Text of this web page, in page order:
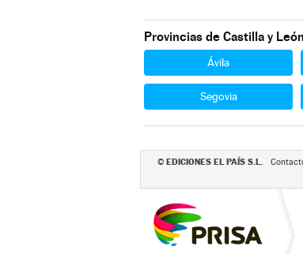
Provincias de Castilla y León
Ávila
Segovia
© EDICIONES EL PAÍS S.L.